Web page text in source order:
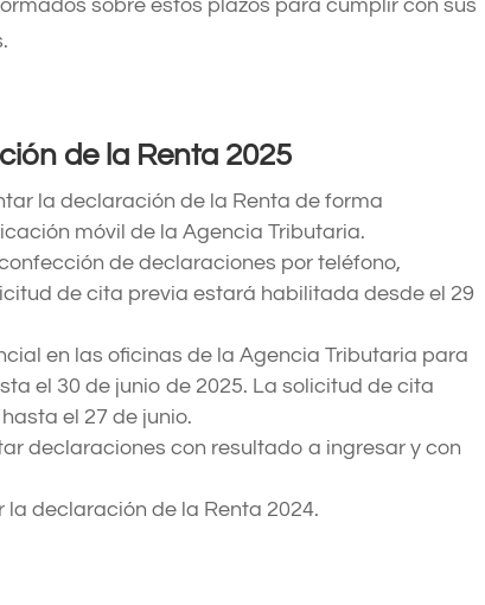
sobre estos plazos para cumplir con sus
de la Renta 2025
la declaración de la Renta de forma
móvil de la Agencia Tributaria.
de declaraciones por teléfono,
de cita previa estará habilitada desde el 29
en las oficinas de la Agencia Tributaria para
el 30 de junio de 2025. La solicitud de cita
el 27 de junio.
declaraciones con resultado a ingresar y con
declaración de la Renta 2024.